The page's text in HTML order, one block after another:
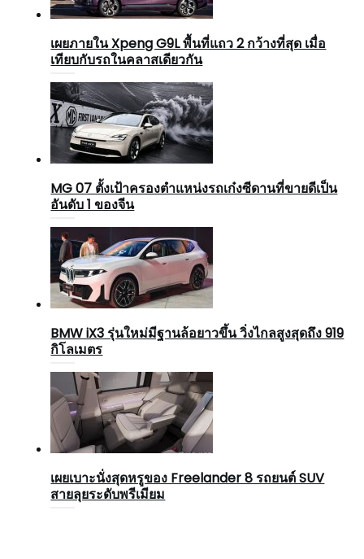
เผยภายใน Xpeng G9L พื้นที่แถว 2 กว้างที่สุด เมื่อ
เทียบกับรถในคลาสเดียวกัน
MG 07 ตั้งเป้าครองตำแหน่งรถเก๋งซีดานที่ขายดีเป็น
อันดับ 1 ของจีน
BMW iX3 รุ่นใหม่มีฐานล้อยาวขึ้น วิ่งไกลสูงสุดถึง 919
กิโลเมตร
เผยเบาะนั่งสุดหรูของ Freelander 8 รถยนต์ SUV
สายลุยระดับพรีเมียม